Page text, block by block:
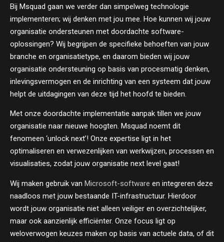
Bij Msquad gaan we verder dan simpelweg technologie
implementeren; wij denken met jou mee. Hoe kunnen wij jouw
organisatie ondersteunen met doordachte software-
oplossingen? Wij begrijpen de specifieke behoeften van jouw
branche en organisatietype, en daarom bieden wij jouw
organisatie ondersteuning op basis van procesmatig denken,
inlevingsvermogen en de inrichting van een systeem dat jouw
helpt de uitdagingen van deze tijd het hoofd te bieden.
Met onze doordachte implementatie aanpak tillen we jouw
organisatie naar nieuwe hoogten. Msquad noemt dit
fenomeen ‘unlock next’! Onze expertise ligt in het
optimaliseren en verwezenlijken van werkwijzen, processen en
visualisaties, zodat jouw organisatie next level gaat!
Wij maken gebruik van Microsoft-software en integreren deze
naadloos met jouw bestaande IT-infrastructuur. Hierdoor
wordt jouw organisatie niet alleen veiliger en overzichtelijker,
maar ook aanzienlijk efficiënter. Onze focus ligt op
weloverwogen keuzes maken op basis van actuele data, of dit